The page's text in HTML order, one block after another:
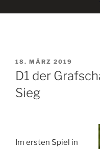
VERÖFFENTLICHT
AM
18. MÄRZ 2019
D1 der
Sieg
Im ersten Spiel in